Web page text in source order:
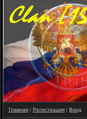
Главная |Регистрация|Вход